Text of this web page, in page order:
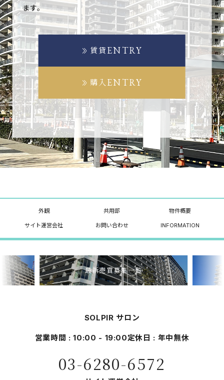
ます。
賃貸 ENTRY
購入 ENTRY
外観 共用部 物件概要
サイト運営会社 お問い合わせ INFORMATION
最新売買募集一覧
SOLPIR サロン
営業時間 : 10:00 - 19:00定休日 : 年中無休
03-6280-6572